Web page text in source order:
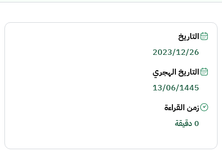
التاريخ
2023/12/26
التاريخ الهجري
13/06/1445
زمن القراءة
0 دقيقة